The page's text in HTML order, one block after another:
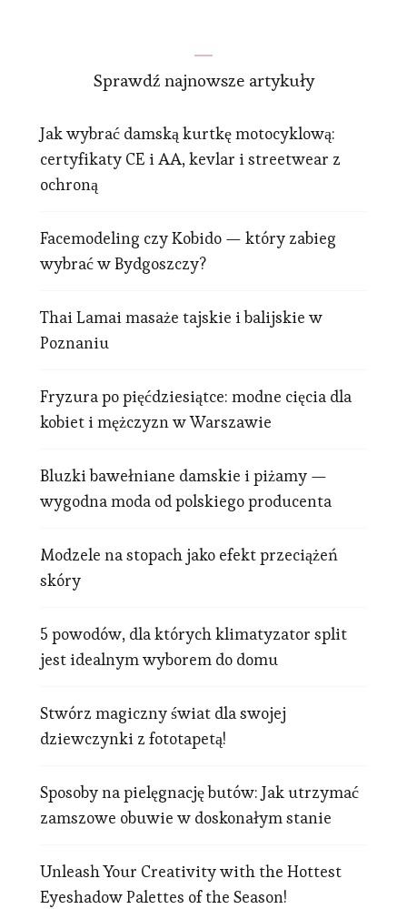
Sprawdź najnowsze artykuły
Jak wybrać damską kurtkę motocyklową:
certyfikaty CE i AA, kevlar i streetwear z
ochroną
Facemodeling czy Kobido — który zabieg
wybrać w Bydgoszczy?
Thai Lamai masaże tajskie i balijskie w
Poznaniu
Fryzura po pięćdziesiątce: modne cięcia dla
kobiet i mężczyzn w Warszawie
Bluzki bawełniane damskie i piżamy —
wygodna moda od polskiego producenta
Modzele na stopach jako efekt przeciążeń
skóry
5 powodów, dla których klimatyzator split
jest idealnym wyborem do domu
Stwórz magiczny świat dla swojej
dziewczynki z fototapetą!
Sposoby na pielęgnację butów: Jak utrzymać
zamszowe obuwie w doskonałym stanie
Unleash Your Creativity with the Hottest
Eyeshadow Palettes of the Season!